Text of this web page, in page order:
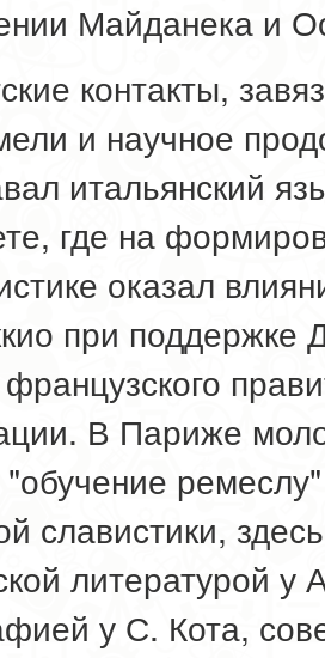
Майданека и
контакты,
и научное
итальянский
где на
оказал
при
В Париже
славистики,
литературой у
у С. Кота,